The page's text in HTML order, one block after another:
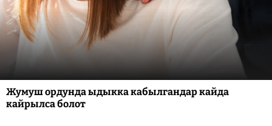
Жумуш ордунда ыдыкка кабылгандар кайда
кайрылса болот